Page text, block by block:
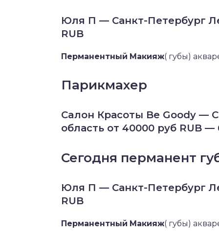
Юля П — Санкт-Петербург
RUB
Перманентный Макияж( губы)
Парикмахер
Сaлон Красоты Be Goody —
область от 40000 руб RUB —
Сегодня перманент
Юля П — Санкт-Петербург
RUB
Перманентный Макияж( губы)